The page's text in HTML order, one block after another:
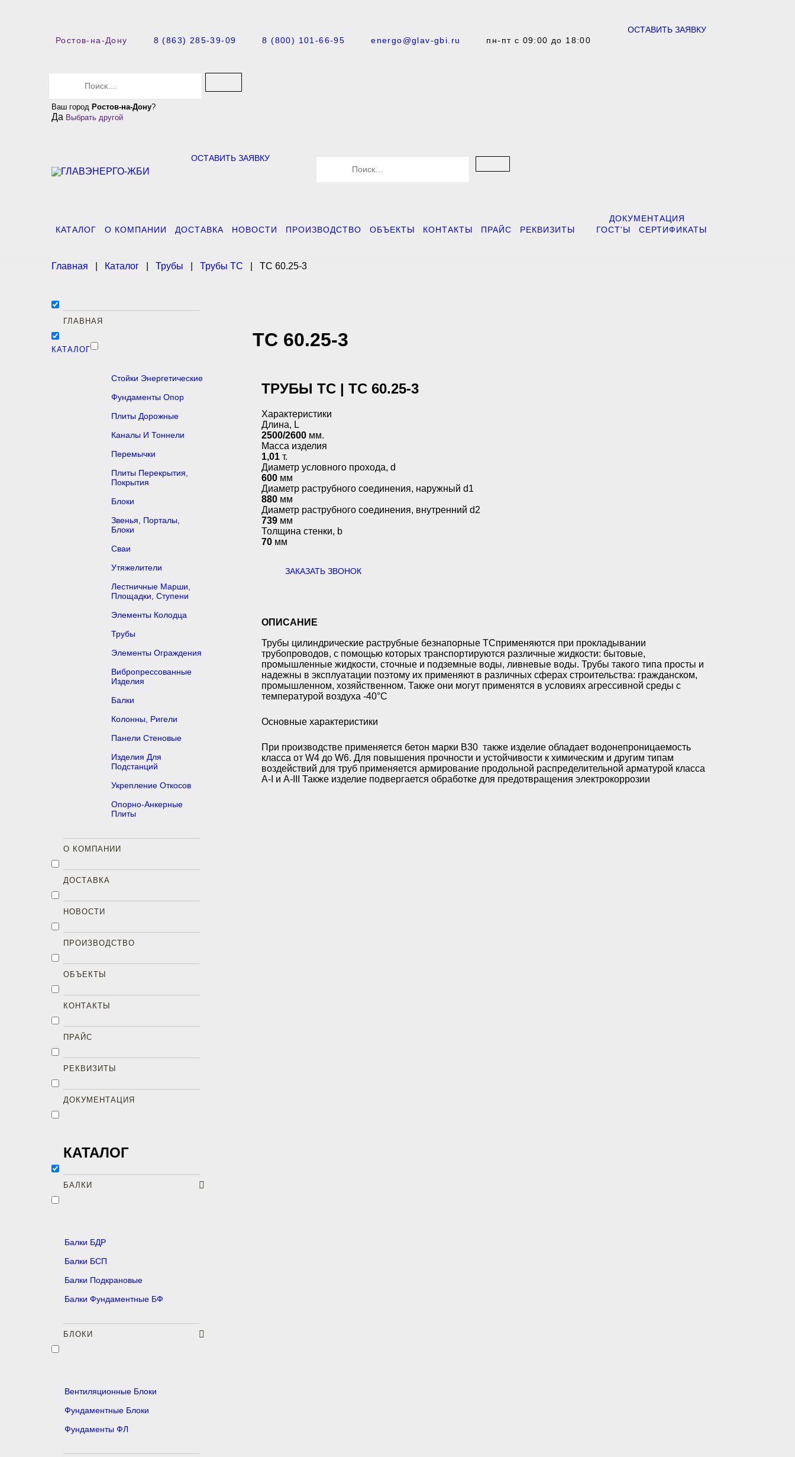
Ростов-на-Дону 8 (863) 285-39-09 8 (800) 101-66-95 energo@glav-gbi.ru пн-пт с 09:00 до 18:00
ОСТАВИТЬ ЗАЯВКУ
c
Ваш город Ростов-на-Дону?
Да Выбрать другой
ОСТАВИТЬ ЗАЯВКУ
f
o
КАТАЛОГ О КОМПАНИИ ДОСТАВКА НОВОСТИ ПРОИЗВОДСТВО ОБЪЕКТЫ КОНТАКТЫ ПРАЙС РЕКВИЗИТЫ
ДОКУМЕНТАЦИЯ
ГОСТ'Ы
СЕРТИФИКАТЫ
Главная Каталог Трубы Трубы ТС ТС 60.25-3
ТС 60.25-3
ТРУБЫ ТС | ТС 60.25-3
Характеристики
Длина, L
2500/2600 мм.
Масса изделия
1,01 т.
Диаметр условного прохода, d
600 мм
Диаметр раструбного соединения, наружный d1
880 мм
Диаметр раструбного соединения, внутренний d2
739 мм
Толщина стенки, b
70 мм
ЗАКАЗАТЬ ЗВОНОК
ОПИСАНИЕ
Трубы цилиндрические раструбные безнапорные ТСприменяются при прокладывании
трубопроводов, с помощью которых транспортируются различные жидкости: бытовые,
промышленные жидкости, сточные и подземные воды, ливневые воды. Трубы такого типа просты и
надежны в эксплуатации поэтому их применяют в различных сферах строительства: гражданском,
промышленном, хозяйственном. Также они могут применятся в условиях агрессивной среды с
температурой воздуха -40°С
Основные характеристики
При производстве применяется бетон марки В30 также изделие обладает водонепроницаемость
класса от W4 до W6. Для повышения прочности и устойчивости к химическим и другим типам
воздействий для труб применяется армирование продольной распределительной арматурой класса
А-I и А-III Также изделие подвергается обработке для предотвращения электрокоррозии
ГЛАВНАЯ
КАТАЛОГ
Стойки Энергетические
Фундаменты Опор
Плиты Дорожные
Каналы И Тоннели
Перемычки
Плиты Перекрытия,
Покрытия
Блоки
Звенья, Порталы,
Блоки
Сваи
Утяжелители
Лестничные Марши,
Площадки, Ступени
Элементы Колодца
Трубы
Элементы Ограждения
Вибропрессованные
Изделия
Балки
Колонны, Ригели
Панели Стеновые
Изделия Для
Подстанций
Укрепление Откосов
Опорно-Анкерные
Плиты
О КОМПАНИИ
ДОСТАВКА
НОВОСТИ
ПРОИЗВОДСТВО
ОБЪЕКТЫ
КОНТАКТЫ
ПРАЙС
РЕКВИЗИТЫ
ДОКУМЕНТАЦИЯ
КАТАЛОГ
БАЛКИ
Балки БДР
Балки БСП
Балки Подкрановые
Балки Фундаментные БФ
БЛОКИ
Вентиляционные Блоки
Фундаментные Блоки
Фундаменты ФЛ